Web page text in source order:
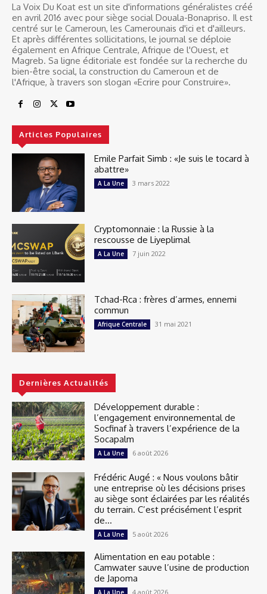
La Voix Du Koat est un site d'informations généralistes créé
en avril 2016 avec pour siège social Douala-Bonapriso. Il est
centré sur le Cameroun, les Camerounais d'ici et d'ailleurs.
Et après différentes sollicitations, le journal se déploie
également en Afrique Centrale, Afrique de l'Ouest, et
Magreb. Sa ligne éditoriale est fondée sur la recherche du
bien-être social, la construction du Cameroun et de
l'Afrique, à travers son slogan «Ecrire pour Construire».
Articles Populaires
Emile Parfait Simb : «Je suis le tocard à
abattre»
A La Une 3 mars 2022
Cryptomonnaie : la Russie à la
rescousse de Liyeplimal
A La Une 7 juin 2022
Tchad-Rca : frères d’armes, ennemi
commun
Afrique Centrale 31 mai 2021
Dernières Actualités
Développement durable :
l’engagement environnemental de
Socfinaf à travers l’expérience de la
Socapalm
A La Une 6 août 2026
Frédéric Augé : « Nous voulons bâtir
une entreprise où les décisions prises
au siège sont éclairées par les réalités
du terrain. C’est précisément l’esprit
de...
A La Une 5 août 2026
Alimentation en eau potable :
Camwater sauve l’usine de production
de Japoma
4 août 2026